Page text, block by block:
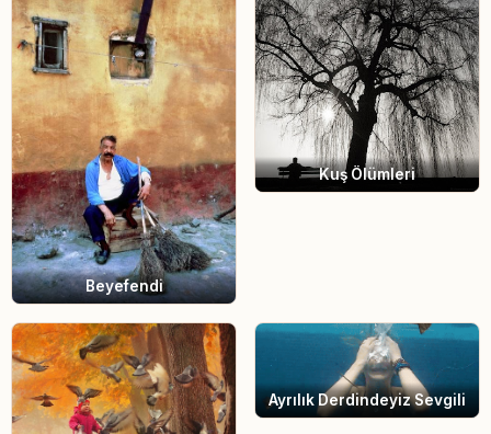
Beyefendi
Kuş Ölümleri
Ayrılık Derdindeyiz Sevgili